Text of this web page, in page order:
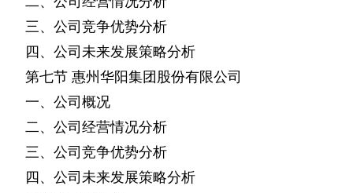
三、公司竞争优势分析
四、公司未来发展策略分析
第七节 惠州华阳集团股份有限公司
一、公司概况
二、公司经营情况分析
三、公司竞争优势分析
四、公司未来发展策略分析